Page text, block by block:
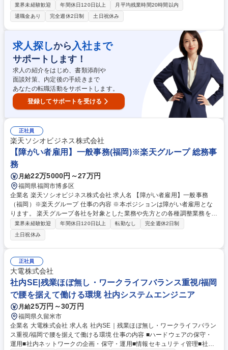
ら、自社製品を提案するお仕事です。畜産(豚、鶏/牛)の配合飼料営業に携
わって頂きます。 【営業業務】 ■畜産農家や販売代理店向けに配合飼料の
販売を担当して頂きます。 ■製品の提案、使い方の指導 や飼養管理のコン
サルティング など ■補助事業申請など支援業務。 ■顧客との信頼関係構築
を行って頂きます。 ※研修期間をしっかりと設け、業務に順応できるよう
支援いたします。 募集職種 八戸/博多【畜産飼料提案営業】第2新卒・業
界未経験歓迎＜2026/10/1入社＞
業界未経験歓迎 年間休日120日以上
月平均残業時間20時間以内
退職金あり
完全週休2日制 土日祝休み
求人探しから 入社まで
サポートします！
求人の紹介をはじめ、書類添削や
面談対策、内定後の手続きまで
あなたの転職活動をサポートします。
登録してサポートを受ける
正社員
楽天ソシオビジネス株式会社
【障がい者雇用】一般事務(福岡)※楽天グループ 総務事
務
月給22万5000円～27万円
福岡県福岡市博多区
企業名 楽天ソシオビジネス株式会社 求人名 【障がい者雇用】一般事務
（福岡）※楽天グループ 仕事の内容 ※本ポジションは障がい者雇用とな
ります。 楽天グループ各社を対象とした業務や先方との各種調整業務をご
担当頂きます。 【詳細】■総務関連業務■人事労務、教育研修関連業務■経
理事務（決済代行、立替金処理など）■サービス運用関連業務（楽天が展
開するサービスの運用、情報精査、審査、メルマガ制作など）■発送・PD
F化・印刷関連業務（キャンペーン運営事務局対応、補助、物品の梱包、
発送など） ※上記の業務のうちいずれかをご担当いただきます。※仕事内
容は障がいの状況により相談に応じます。 ※変更範囲:当社業務全般 募集
職種 【障がい者雇用】一般事務（福岡）※楽天グループ
業界未経験歓迎 年間休日120日以上 転勤なし
完全週休2日制
土日祝休み
正社員
大電株式会社
社内SE|残業ほぼ無し・ワークライフバランス重視/福岡
で腰を据えて働ける環境 社内システムエンジニア
月給25万円～30万円
福岡県久留米市
企業名 大電株式会社 求人名 社内SE｜残業ほぼ無し・ワークライフバラン
ス重視/福岡で腰を据えて働ける環境 仕事の内容 ■ハードウェアの保守・
運用■社内ネットワークの企画・保守・運用■情報セキュリティ管理■社内